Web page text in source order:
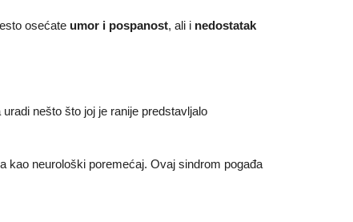
osećate umor i pospanost, ali i nedostatak
nešto što joj je ranije predstavljalo
kao neurološki poremećaj. Ovaj sindrom pogađa